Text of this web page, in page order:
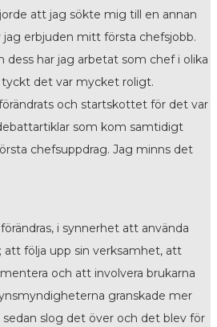
att jag sökte mig till en annan
erbjuden mitt första chefsjobb.
dess har jag arbetat som chef i olika
tyckt det var mycket roligt.
och startskottet för det var
som kom samtidigt
chefsuppdrag. Jag minns det
i synnerhet att använda
att följa upp sin verksamhet, att
och att involvera brukarna
granskade mer
slog det över och det blev för